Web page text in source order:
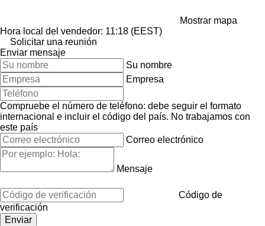
Mostrar mapa
Hora local del vendedor: 11:18 (EEST)
Solicitar una reunión
Enviar mensaje
Su nombre
Empresa
Compruebe el número de teléfono: debe seguir el formato
internacional e incluir el código del país. No trabajamos con
este país
Correo electrónico
Mensaje
Código de
verificación